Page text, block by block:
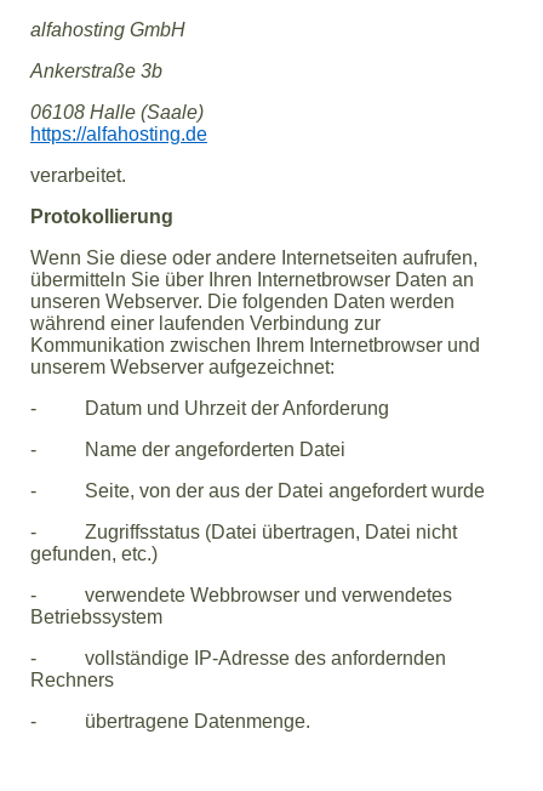
alfahosting GmbH
Ankerstraße 3b
06108 Halle (Saale)
https://alfahosting.de
verarbeitet.
Protokollierung
Wenn Sie diese oder andere Internetseiten aufrufen,
übermitteln Sie über Ihren Internetbrowser Daten an
unseren Webserver. Die folgenden Daten werden
während einer laufenden Verbindung zur
Kommunikation zwischen Ihrem Internetbrowser und
unserem Webserver aufgezeichnet:
- Datum und Uhrzeit der Anforderung
- Name der angeforderten Datei
- Seite, von der aus der Datei angefordert wurde
- Zugriffsstatus (Datei übertragen, Datei nicht
gefunden, etc.)
- verwendete Webbrowser und verwendetes
Betriebssystem
- vollständige IP-Adresse des anfordernden
Rechners
- übertragene Datenmenge.